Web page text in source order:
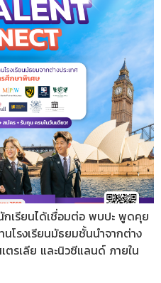
กเรียนได้เชื่อมต่อ พบปะ พูดคุย
โรงเรียนมัธยมชั้นนำจากต่าง
ตรเลีย และนิวซีแลนด์ ภายใน